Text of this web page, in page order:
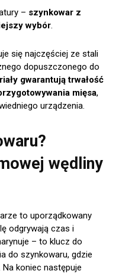
– szynkowar z
wybór.
się najczęściej ze stali
dopuszczonego do
gwarantują trwałość
mięsa,
urządzenia.
wędliny
to uporządkowany
odgrywają czas i
– to klucz do
do szynkowaru, gdzie
koniec następuje